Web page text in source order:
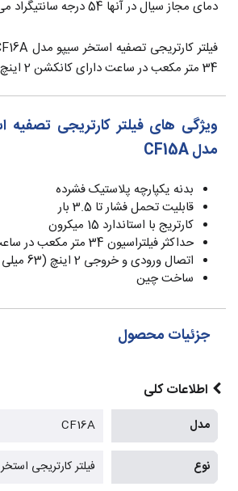
دمای مجاز سیال در آنها 54 درجه سانتیگراد می باشد.
34 متر مکعب در ساعت دارای کانکشن 2 اینچ می باشد.
مدل CF15A
بدنه یکپارچه پلاستیک فشرده
قابلیت تحمل فشار تا 3.5 بار
کارتریج با استاندارد 15 میکرون
حداکثر فیلتراسیون 34 متر مکعب در ساعت
اتصال ورودی و خروجی 2 اینچ (63 میلی مترمیلی‌متر)
ساخت چین
جزئیات محصول
اطلاعات کلی
مدل CF16A
نوع فیلتر کارتریجی استخر